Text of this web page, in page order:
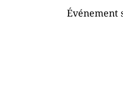
Événement